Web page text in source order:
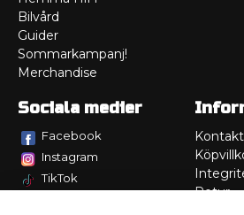
Bilvård
Guider
Sommarkampanj!
Merchandise
Sociala medier
Facebook
Instagram
TikTok
Retur